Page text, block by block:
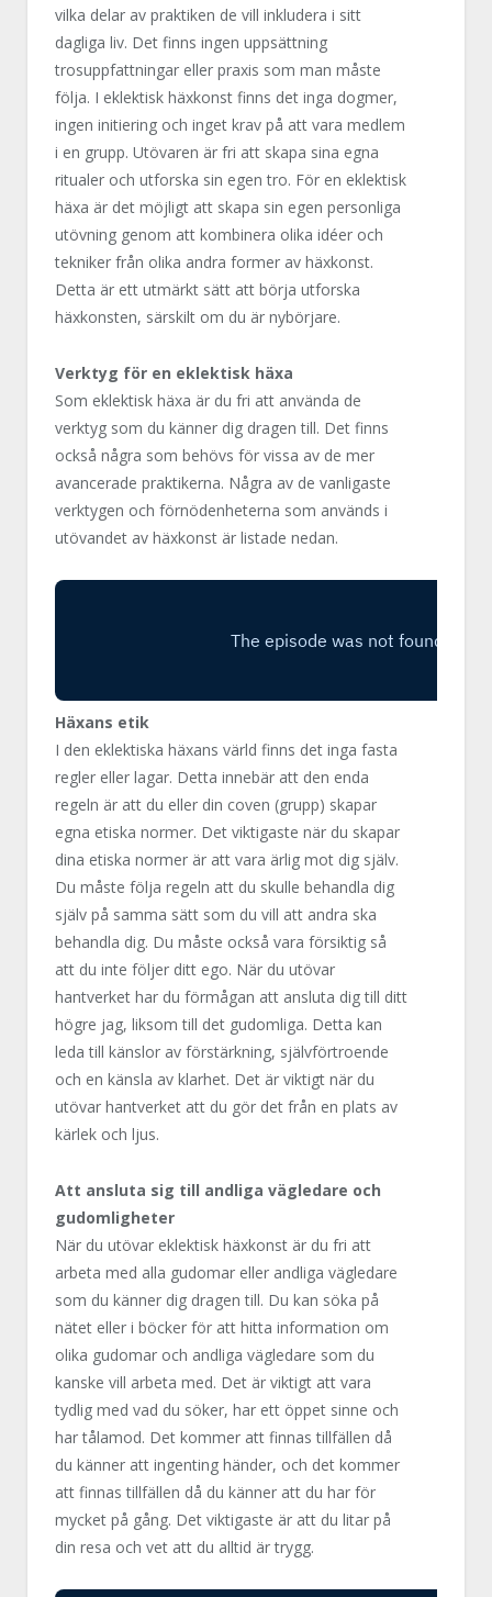
vilka delar av praktiken de vill inkludera i sitt
dagliga liv. Det finns ingen uppsättning
trosuppfattningar eller praxis som man måste
följa. I eklektisk häxkonst finns det inga dogmer,
ingen initiering och inget krav på att vara medlem
i en grupp. Utövaren är fri att skapa sina egna
ritualer och utforska sin egen tro. För en eklektisk
häxa är det möjligt att skapa sin egen personliga
utövning genom att kombinera olika idéer och
tekniker från olika andra former av häxkonst.
Detta är ett utmärkt sätt att börja utforska
häxkonsten, särskilt om du är nybörjare.
Verktyg för en eklektisk häxa
Som eklektisk häxa är du fri att använda de
verktyg som du känner dig dragen till. Det finns
också några som behövs för vissa av de mer
avancerade praktikerna. Några av de vanligaste
verktygen och förnödenheterna som används i
utövandet av häxkonst är listade nedan.
Häxans etik
I den eklektiska häxans värld finns det inga fasta
regler eller lagar. Detta innebär att den enda
regeln är att du eller din coven (grupp) skapar
egna etiska normer. Det viktigaste när du skapar
dina etiska normer är att vara ärlig mot dig själv.
Du måste följa regeln att du skulle behandla dig
själv på samma sätt som du vill att andra ska
behandla dig. Du måste också vara försiktig så
att du inte följer ditt ego. När du utövar
hantverket har du förmågan att ansluta dig till ditt
högre jag, liksom till det gudomliga. Detta kan
leda till känslor av förstärkning, självförtroende
och en känsla av klarhet. Det är viktigt när du
utövar hantverket att du gör det från en plats av
kärlek och ljus.
Att ansluta sig till andliga vägledare och
gudomligheter
När du utövar eklektisk häxkonst är du fri att
arbeta med alla gudomar eller andliga vägledare
som du känner dig dragen till. Du kan söka på
nätet eller i böcker för att hitta information om
olika gudomar och andliga vägledare som du
kanske vill arbeta med. Det är viktigt att vara
tydlig med vad du söker, har ett öppet sinne och
har tålamod. Det kommer att finnas tillfällen då
du känner att ingenting händer, och det kommer
att finnas tillfällen då du känner att du har för
mycket på gång. Det viktigaste är att du litar på
din resa och vet att du alltid är trygg.